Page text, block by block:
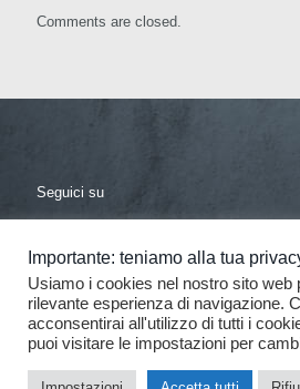
Comments are closed.
Seguici su
© 2017 De Donno - Tutti i diritti
Importante: teniamo alla tua
Usiamo i cookies nel nostro sito web
rilevante esperienza di navigazione.
acconsentirai all'utilizzo di tutti i
puoi visitare le impostazioni per